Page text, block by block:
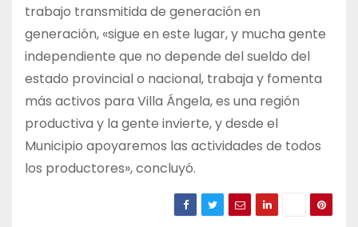
trabajo transmitida de generación en
generación, «sigue en este lugar, y mucha gente
independiente que no depende del sueldo del
estado provincial o nacional, trabaja y fomenta
más activos para Villa Ángela, es una región
productiva y la gente invierte, y desde el
Municipio apoyaremos las actividades de todos
los productores», concluyó.